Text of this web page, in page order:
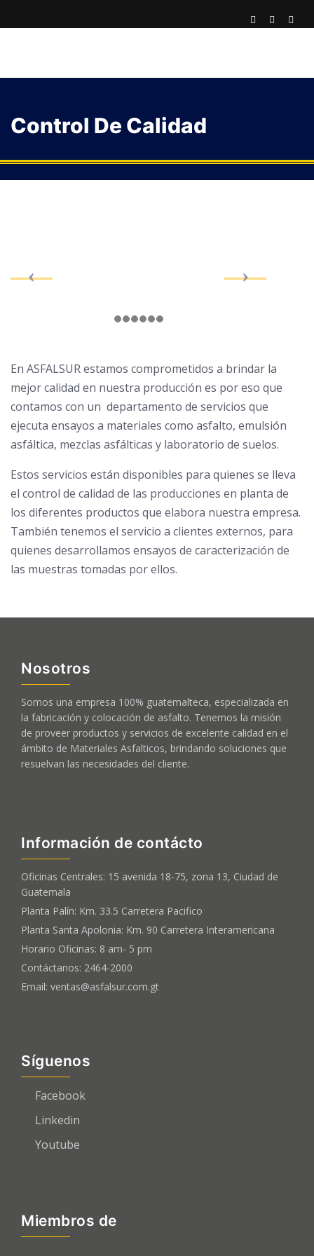
Control De Calidad
En ASFALSUR estamos comprometidos a brindar la
mejor calidad en nuestra producción es por eso que
contamos con un departamento de servicios que
ejecuta ensayos a materiales como asfalto, emulsión
asfáltica, mezclas asfálticas y laboratorio de suelos.
Estos servicios están disponibles para quienes se lleva
el control de calidad de las producciones en planta de
los diferentes productos que elabora nuestra empresa.
También tenemos el servicio a clientes externos, para
quienes desarrollamos ensayos de caracterización de
las muestras tomadas por ellos.
Nosotros
Somos una empresa 100% guatemalteca, especializada en
la fabricación y colocación de asfalto. Tenemos la misión
de proveer productos y servicios de excelente calidad en el
ámbito de Materiales Asfalticos, brindando soluciones que
resuelvan las necesidades del cliente.
Información de contácto
Oficinas Centrales: 15 avenida 18-75, zona 13, Ciudad de
Guatemala
Planta Palín: Km. 33.5 Carretera Pacifico
Planta Santa Apolonia: Km. 90 Carretera Interamericana
Horario Oficinas: 8 am- 5 pm
Contáctanos: 2464-2000
Email: ventas@asfalsur.com.gt
Síguenos
Facebook
Linkedin
Youtube
Miembros de